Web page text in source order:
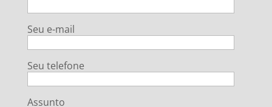
Seu e-mail
Seu telefone
Assunto